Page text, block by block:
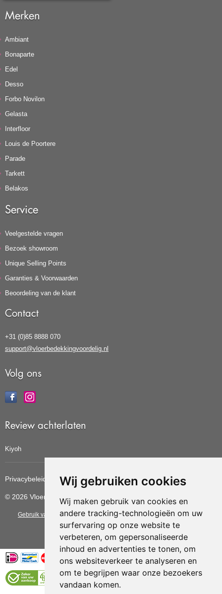
Wij gebruiken cookies
Wij maken gebruik van cookies en
andere tracking-technologieën om uw
surfervaring op onze website te
verbeteren, om gepersonaliseerde
inhoud en advertenties te tonen, om
ons websiteverkeer te analyseren en
om te begrijpen waar onze bezoekers
vandaan komen.
Merken
Ambiant
Bonaparte
Edel
Desso
Forbo Novilon
Gelasta
Interfloor
Louis de Poortere
Parade
Tarkett
Belakos
Service
Veelgestelde vragen
Bezoek showroom
Unique Selling Points
Garanties & Voorwaarden
Beoordeling van de klant
Contact
+31 (0)85 8888 070
support@vloerbedekkingvoordelig.nl
Volg ons
Review achterlaten
Kiyoh
Privacybeleid Cookiebeleid Update cookies voorkeuren
© 2026 Vloerbedekkingvoordelig
Gebruik van deze site betekent dat u dealgemene voorwaarden van CBW